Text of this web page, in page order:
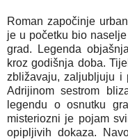
Roman započinje
je u početku bio
grad. Legenda
kroz godišnja doba.
zbližavaju, zaljubljuju i
Adrijinom sestrom
legendu o osnutku
misteriozni je pojam
opipljivih dokaza.